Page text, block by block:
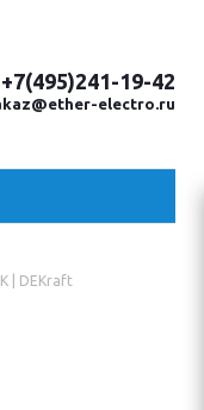
+7(495)241-19-42
electro.ru
| DEKraft